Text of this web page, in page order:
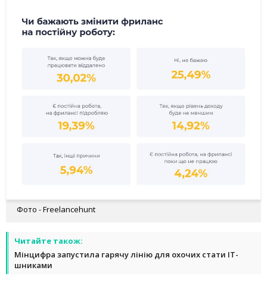
Фото - Freelancehunt
Читайте також:
Мінцифра запустила гарячу лінію для охочих стати IT-
шниками